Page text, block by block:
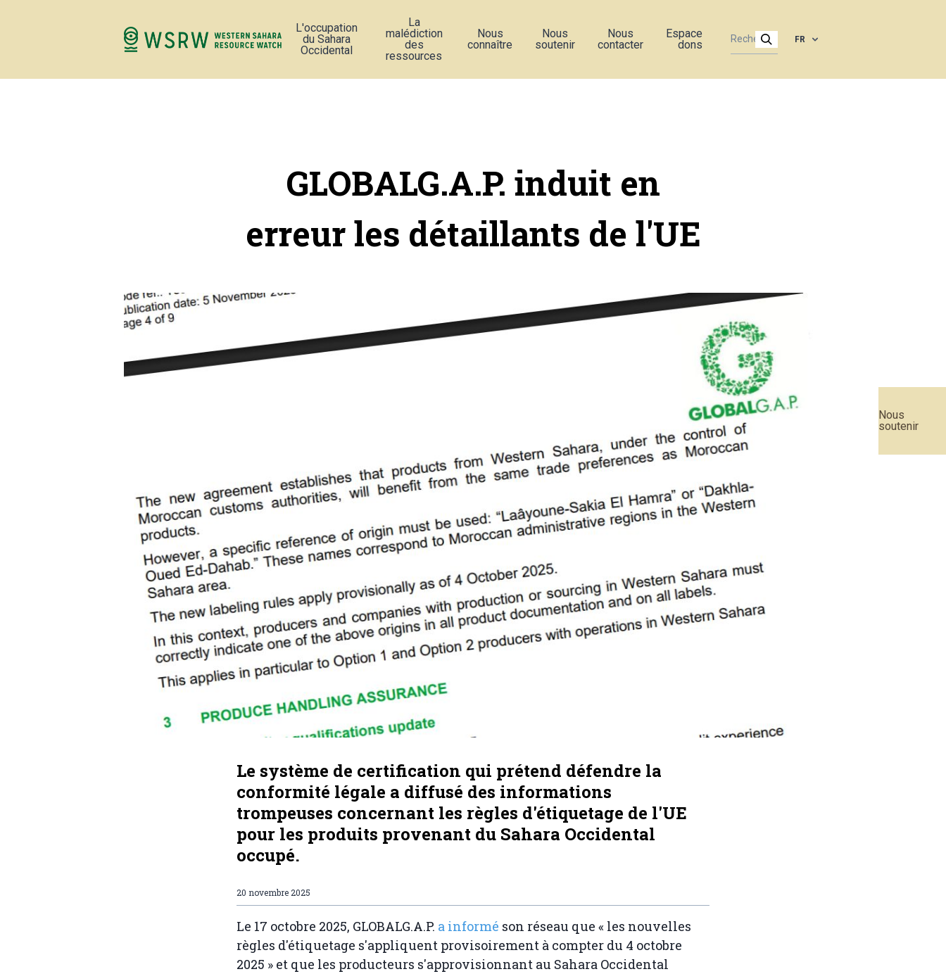
Nous
soutenir
L'occupation
du Sahara
Occidental
La
malédiction
des
ressources
Nous
connaître
Nous
soutenir
Nous
contacter
Espace
dons
FR
GLOBALG.A.P. induit en
erreur les détaillants de l'UE
Le système de certification qui prétend défendre la
conformité légale a diffusé des informations
trompeuses concernant les règles d'étiquetage de l'UE
pour les produits provenant du Sahara Occidental
occupé.
20 novembre 2025
Le 17 octobre 2025, GLOBALG.A.P. a informé son réseau que « les nouvelles
règles d'étiquetage s'appliquent provisoirement à compter du 4 octobre
2025 » et que les producteurs s'approvisionnant au Sahara Occidental